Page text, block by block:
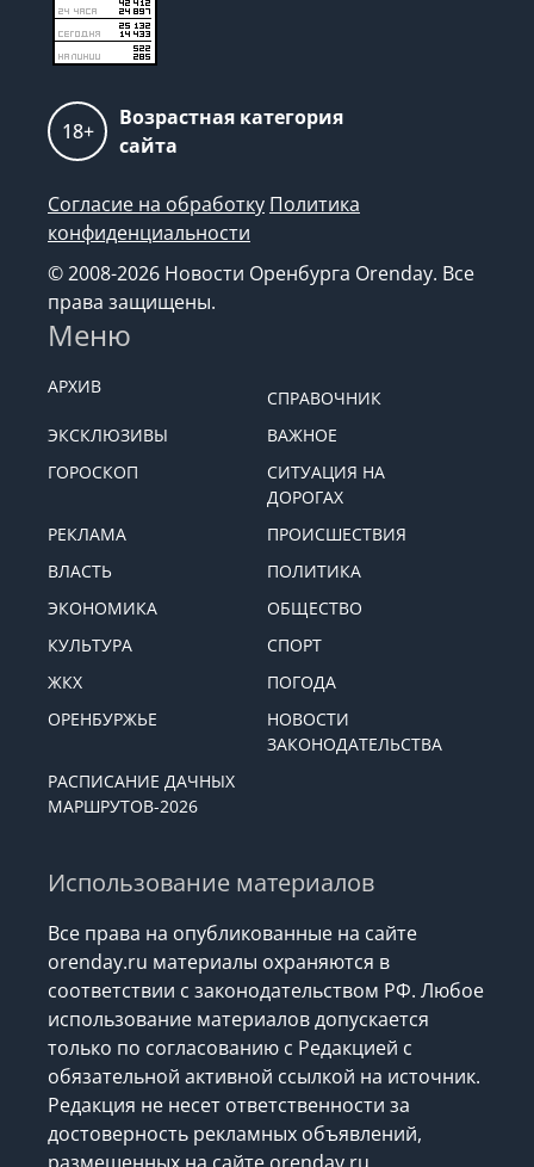
18+
Возрастная категория
сайта
Согласие на обработку Политика
конфиденциальности
© 2008-2026 Новости Оренбурга Orenday. Все
права защищены.
Меню
АРХИВ
СПРАВОЧНИК
ЭКСКЛЮЗИВЫ
ВАЖНОЕ
ГОРОСКОП
СИТУАЦИЯ НА
ДОРОГАХ
РЕКЛАМА
ПРОИСШЕСТВИЯ
ВЛАСТЬ
ПОЛИТИКА
ЭКОНОМИКА
ОБЩЕСТВО
КУЛЬТУРА
СПОРТ
ЖКХ
ПОГОДА
ОРЕНБУРЖЬЕ
НОВОСТИ
ЗАКОНОДАТЕЛЬСТВА
РАСПИСАНИЕ ДАЧНЫХ
МАРШРУТОВ-2026
Использование материалов
Все права на опубликованные на сайте
orenday.ru материалы охраняются в
соответствии с законодательством РФ. Любое
использование материалов допускается
только по согласованию с Редакцией с
обязательной активной ссылкой на источник.
Редакция не несет ответственности за
достоверность рекламных объявлений,